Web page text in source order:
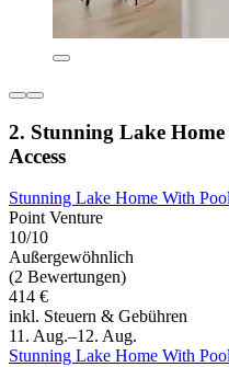
2. Stunning Lake
Access
Stunning Lake Home With
Point Venture
10/10
Außergewöhnlich
(2 Bewertungen)
414 €
inkl. Steuern & Gebühren
11. Aug.–12. Aug.
Stunning Lake Home With